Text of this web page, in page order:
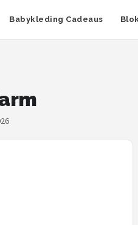
Babykleding Cadeaus